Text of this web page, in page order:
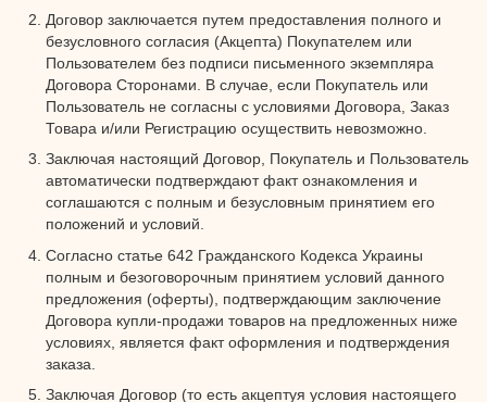
Договор заключается путем предоставления полного и
безусловного согласия (Акцепта) Покупателем или
Пользователем без подписи письменного экземпляра
Договора Сторонами. В случае, если Покупатель или
Пользователь не согласны с условиями Договора, Заказ
Товара и/или Регистрацию осуществить невозможно.
Заключая настоящий Договор, Покупатель и Пользователь
автоматически подтверждают факт ознакомления и
соглашаются с полным и безусловным принятием его
положений и условий.
Согласно статье 642 Гражданского Кодекса Украины
полным и безоговорочным принятием условий данного
предложения (оферты), подтверждающим заключение
Договора купли-продажи товаров на предложенных ниже
условиях, является факт оформления и подтверждения
заказа.
Заключая Договор (то есть акцептуя условия настоящего